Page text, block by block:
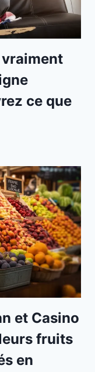
ce que
et Casino
fruits
en